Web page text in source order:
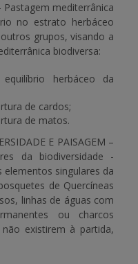
Pastagem mediterrânica
no estrato herbáceo
grupos, visando a
biodiversa:
herbáceo da
de cardos;
de matos.
E PAISAGEM –
da biodiversidade -
singulares da
de Quercíneas
linhas de águas com
ou charcos
existirem à partida,